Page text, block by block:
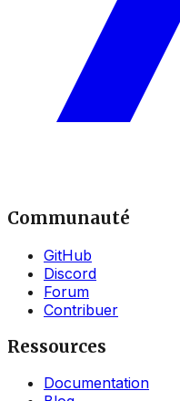
Communauté
GitHub
Discord
Forum
Contribuer
Ressources
Documentation